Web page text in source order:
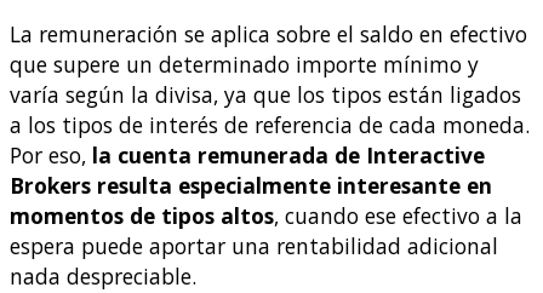
La remuneración se aplica sobre el saldo en efectivo
que supere un determinado importe mínimo y
varía según la divisa, ya que los tipos están ligados
a los tipos de interés de referencia de cada moneda.
Por eso, la cuenta remunerada de Interactive
Brokers resulta especialmente interesante en
momentos de tipos altos, cuando ese efectivo a la
espera puede aportar una rentabilidad adicional
nada despreciable.